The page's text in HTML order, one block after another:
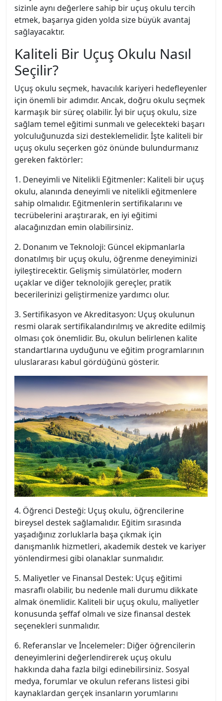
sizinle aynı değerlere sahip bir uçuş okulu tercih
etmek, başarıya giden yolda size büyük avantaj
sağlayacaktır.
Kaliteli Bir Uçuş Okulu Nasıl
Seçilir?
Uçuş okulu seçmek, havacılık kariyeri hedefleyenler
için önemli bir adımdır. Ancak, doğru okulu seçmek
karmaşık bir süreç olabilir. İyi bir uçuş okulu, size
sağlam temel eğitimi sunmalı ve gelecekteki başarı
yolculuğunuzda sizi desteklemelidir. İşte kaliteli bir
uçuş okulu seçerken göz önünde bulundurmanız
gereken faktörler:
1. Deneyimli ve Nitelikli Eğitmenler: Kaliteli bir uçuş
okulu, alanında deneyimli ve nitelikli eğitmenlere
sahip olmalıdır. Eğitmenlerin sertifikalarını ve
tecrübelerini araştırarak, en iyi eğitimi
alacağınızdan emin olabilirsiniz.
2. Donanım ve Teknoloji: Güncel ekipmanlarla
donatılmış bir uçuş okulu, öğrenme deneyiminizi
iyileştirecektir. Gelişmiş simülatörler, modern
uçaklar ve diğer teknolojik gereçler, pratik
becerilerinizi geliştirmenize yardımcı olur.
3. Sertifikasyon ve Akreditasyon: Uçuş okulunun
resmi olarak sertifikalandırılmış ve akredite edilmiş
olması çok önemlidir. Bu, okulun belirlenen kalite
standartlarına uyduğunu ve eğitim programlarının
uluslararası kabul gördüğünü gösterir.
4. Öğrenci Desteği: Uçuş okulu, öğrencilerine
bireysel destek sağlamalıdır. Eğitim sırasında
yaşadığınız zorluklarla başa çıkmak için
danışmanlık hizmetleri, akademik destek ve kariyer
yönlendirmesi gibi olanaklar sunmalıdır.
5. Maliyetler ve Finansal Destek: Uçuş eğitimi
masraflı olabilir, bu nedenle mali durumu dikkate
almak önemlidir. Kaliteli bir uçuş okulu, maliyetler
konusunda şeffaf olmalı ve size finansal destek
seçenekleri sunmalıdır.
6. Referanslar ve İncelemeler: Diğer öğrencilerin
deneyimlerini değerlendirerek uçuş okulu
hakkında daha fazla bilgi edinebilirsiniz. Sosyal
medya, forumlar ve okulun referans listesi gibi
kaynaklardan gerçek insanların yorumlarını